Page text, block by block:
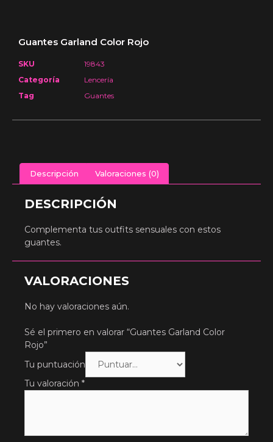
Guantes Garland Color Rojo
SKU
19843
Categoría
Lencería
Tag
Guantes
Descripción Valoraciones (0)
DESCRIPCIÓN
Complementa tus outfits sensuales con estos
guantes.
VALORACIONES
No hay valoraciones aún.
Sé el primero en valorar “Guantes Garland Color
Rojo”
Tu puntuación
Tu valoración *